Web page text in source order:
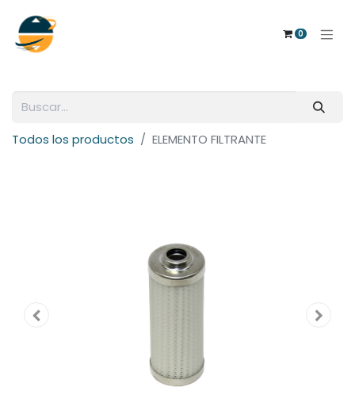
0
Todos los productos ELEMENTO FILTRANTE